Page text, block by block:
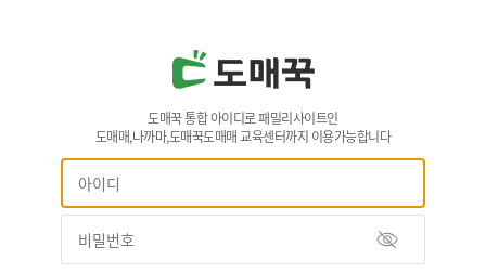
도매꾹 통합 아이디로 패밀리사이트인
도매매,나까마,도매꾹도매매 교육센터까지 이용가능합니다